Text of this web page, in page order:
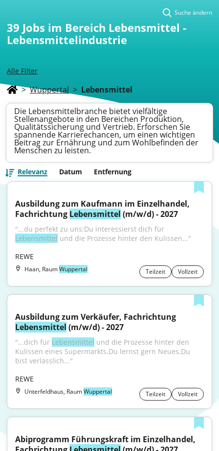
Alle Filter
Suche ändern
39 Jobs im Bereich Lebensmittel -
Lebensmittelindustrie
> Wuppertal > Lebensmittel
Die Lebensmittelbranche bietet vielfältige
Stellenangebote in den Bereichen Produktion,
Qualitätssicherung und Vertrieb. Erforschen Sie
spannende Karrierechancen, um einen wichtigen
Beitrag zur Ernährung und zum Wohlbefinden der
Menschen zu leisten.
Relevanz Datum Entfernung
Ausbildung zum Kaufmann im Einzelhandel,
Fachrichtung Lebensmittel (m/w/d) - 2027
Lebensmittel und die Prozesse hinter den Kulissen..."
REWE
Haan, RaumWuppertal Teilzeit Vollzeit
Lebensmittel (m/w/d) - 2027
"...dich für Lebensmittel und die Prozesse hinter den
Kulissen eines Supermarkts.Du lernst gern Neues.Du
bist verlässlich..."
REWE
Unterfeldhaus, RaumWuppertal Teilzeit Vollzeit
Abiprogramm Führungskraft im Einzelhandel,